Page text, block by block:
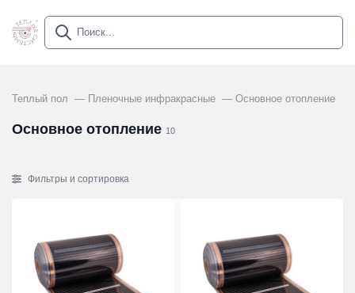
Теплый пол Пленочные инфракрасные Основное отопление
Основное отопление 10
Фильтры и сортировка